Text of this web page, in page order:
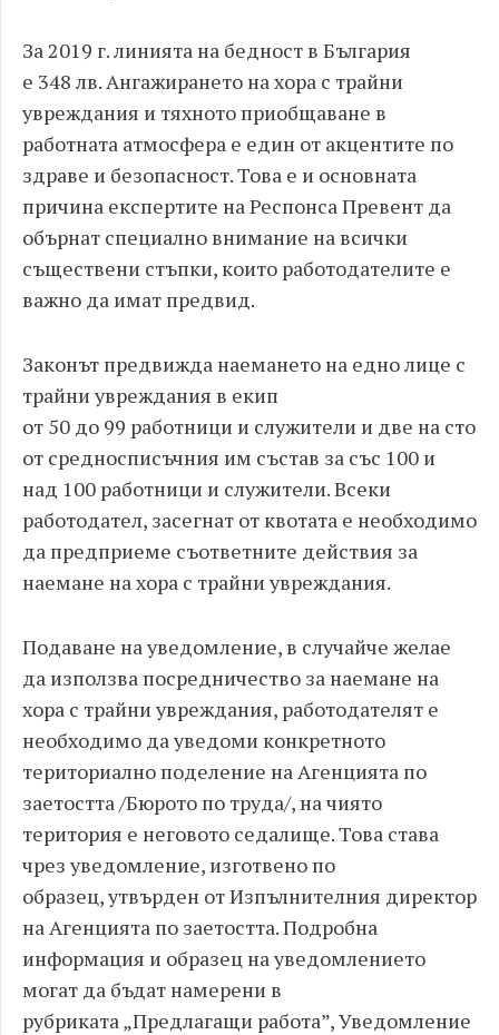
За 2019 г. линията на бедност в България
е 348 лв. Ангажирането на хора с трайни
увреждания и тяхното приобщаване в
работната атмосфера е един от акцентите по
здраве и безопасност. Това е и основната
причина експертите на Респонса Превент да
обърнат специално внимание на всички
съществени стъпки, които работодателите е
важно да имат предвид.
Законът предвижда наемането на едно лице с
трайни увреждания в екип
от 50 до 99 работници и служители и две на сто
от средносписъчния им състав за със 100 и
над 100 работници и служители. Всеки
работодател, засегнат от квотата е необходимо
да предприеме съответните действия за
наемане на хора с трайни увреждания.
Подаване на уведомление, в случайче желае
да използва посредничество за наемане на
хора с трайни увреждания, работодателят е
необходимо да уведоми конкретното
териториално поделение на Агенцията по
заетостта /Бюрото по труда/, на чиято
територия е неговото седалище. Това става
чрез уведомление, изготвено по
образец, утвърден от Изпълнителния директор
на Агенцията по заетостта. Подробна
информация и образец на уведомлението
могат да бъдат намерени в
рубриката „Предлагащи работа”, Уведомление